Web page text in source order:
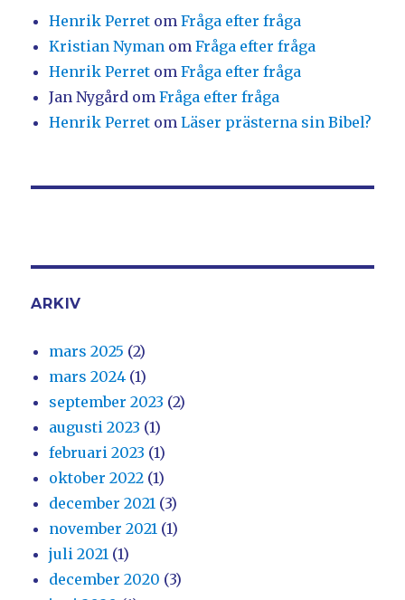
Henrik Perret omFråga efter fråga
Kristian Nyman omFråga efter fråga
Henrik Perret omFråga efter fråga
Jan Nygård omFråga efter fråga
Henrik Perret omLäser prästerna sin Bibel?
ARKIV
mars 2025 (2)
mars 2024 (1)
september 2023 (2)
augusti 2023 (1)
februari 2023 (1)
oktober 2022 (1)
december 2021 (3)
november 2021 (1)
juli 2021 (1)
december 2020 (3)